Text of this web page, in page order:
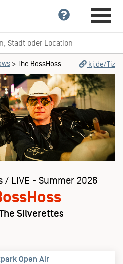
>The BossHoss kj.de/Tiz
/ LIVE - Summer 2026
Silverettes
Open Air